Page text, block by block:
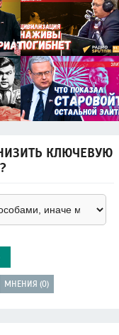
КЛЮЧЕВУЮ
МНЕНИЯ (0)